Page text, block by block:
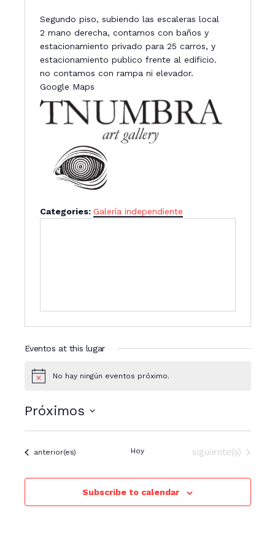
Segundo piso, subiendo las escaleras local
2 mano derecha, contamos con baños y
estacionamiento privado para 25 carros, y
estacionamiento publico frente al edificio.
no contamos con rampa ni elevador.
Google Maps
Categories: Galería independiente
Eventos at this lugar
i
e
No hay ningún eventos próximo.
Próximos
l
c
Eventos
anterior(es) Hoy Eventos
siguiente(s)
Subscribe to calendar